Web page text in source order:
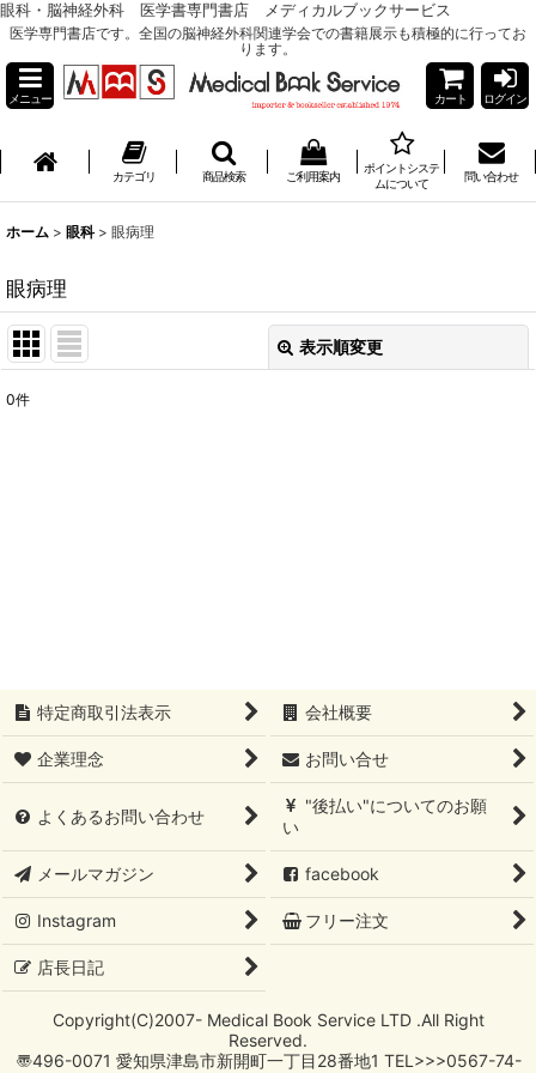
眼科・脳神経外科 医学書専門書店 メディカルブックサービス
医学専門書店です。全国の脳神経外科関連学会での書籍展示も積極的に行ってお
ります。
メニュー カート ログイン
カテゴリ 商品検索 ご利用案内
ポイントシステ
ムについて
問い合わせ
ホーム > 眼科 > 眼病理
眼病理
表示順変更
0件
特定商取引法表示 会社概要
企業理念 お問い合せ
よくあるお問い合わせ
"後払い"についてのお願
い
メールマガジン facebook
Instagram フリー注文
店長日記
Copyright(C)2007- Medical Book Service LTD .All Right
Reserved.
〠496-0071 愛知県津島市新開町一丁目28番地1 TEL>>>0567-74-